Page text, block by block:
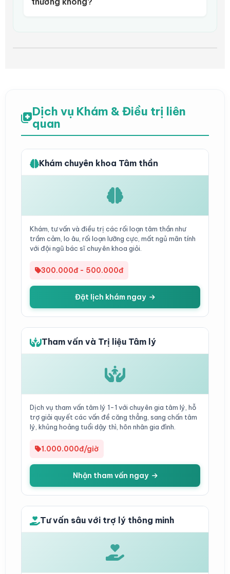
Dịch vụ Khám & Điều trị liên
quan
Khám chuyên khoa Tâm thần
Khám, tư vấn và điều trị các rối loạn tâm thần như
trầm cảm, lo âu, rối loạn lưỡng cực, mất ngủ mãn tính
với đội ngũ bác sĩ chuyên khoa giỏi.
300.000đ - 500.000đ
Đặt lịch khám ngay
Tham vấn và Trị liệu Tâm lý
Dịch vụ tham vấn tâm lý 1-1 với chuyên gia tâm lý, hỗ
trợ giải quyết các vấn đề căng thẳng, sang chấn tâm
lý, khủng hoảng tuổi dậy thì, hôn nhân gia đình.
1.000.000đ/giờ
Nhận tham vấn ngay
Tư vấn sâu với trợ lý thông minh